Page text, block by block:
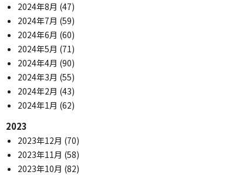
2024年8月 (47)
2024年7月 (59)
2024年6月 (60)
2024年5月 (71)
2024年4月 (90)
2024年3月 (55)
2024年2月 (43)
2024年1月 (62)
2023
2023年12月 (70)
2023年11月 (58)
2023年10月 (82)